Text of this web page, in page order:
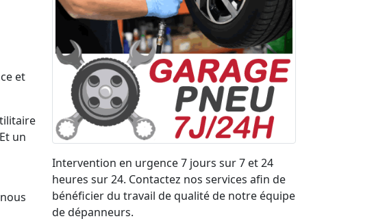
et
un
Intervention en urgence 7 jours sur 7 et 24
heures sur 24. Contactez nos services afin de
bénéficier du travail de qualité de notre équipe
de dépanneurs.